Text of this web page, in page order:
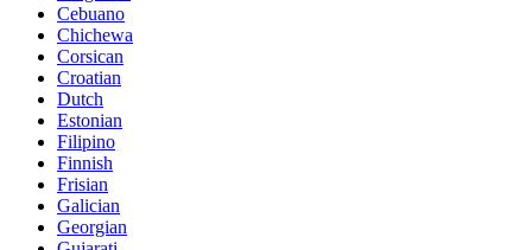
Cebuano
Chichewa
Corsican
Croatian
Dutch
Estonian
Filipino
Finnish
Frisian
Galician
Georgian